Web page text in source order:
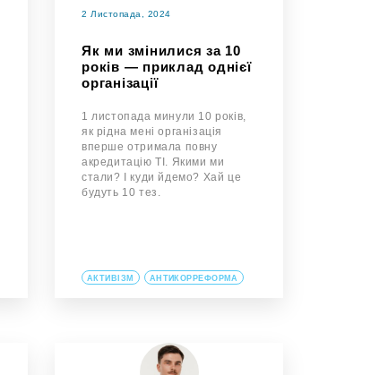
2 Листопада, 2024
Як ми змінилися за 10
років — приклад однієї
організації
1 листопада минули 10 років,
як рідна мені організація
вперше отримала повну
акредитацію TI. Якими ми
стали? І куди йдемо? Хай це
будуть 10 тез.
АКТИВІЗМ АНТИКОРРЕФОРМА